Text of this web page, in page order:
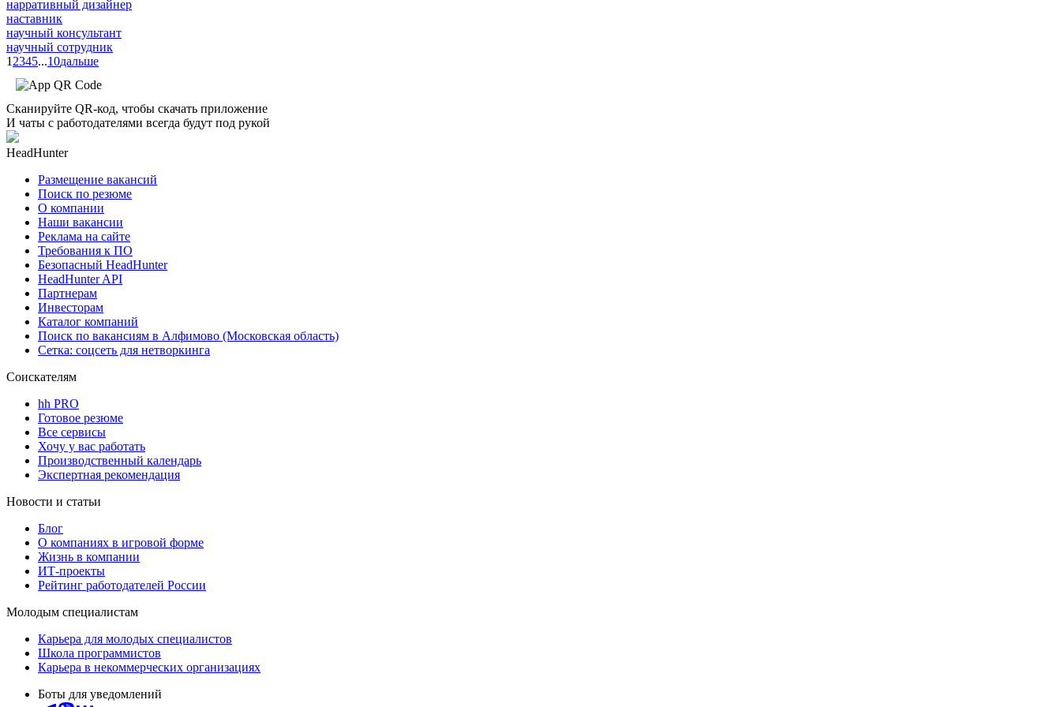
нарративный дизайнер
наставник
научный консультант
научный сотрудник
1 2345...10дальше
Сканируйте QR-код, чтобы скачать приложение
И чаты с работодателями всегда будут под рукой
HeadHunter
Размещение вакансий
Поиск по резюме
О компании
Наши вакансии
Реклама на сайте
Требования к ПО
Безопасный HeadHunter
HeadHunter API
Партнерам
Инвесторам
Каталог компаний
Поиск по вакансиям в Алфимово (Московская область)
Сетка: соцсеть для нетворкинга
Соискателям
hh PRO
Готовое резюме
Все сервисы
Хочу у вас работать
Производственный календарь
Экспертная рекомендация
Новости и статьи
Блог
О компаниях в игровой форме
Жизнь в компании
ИТ-проекты
Рейтинг работодателей России
Молодым специалистам
Карьера для молодых специалистов
Школа программистов
Карьера в некоммерческих организациях
Боты для уведомлений